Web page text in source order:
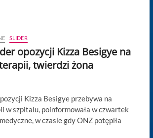
SLIDER
opozycji Kizza Besigye na
twierdzi żona
Kizza Besigye przebywa na
w szpitalu, poinformowała w czwartek
w czasie gdy ONZ potępiła